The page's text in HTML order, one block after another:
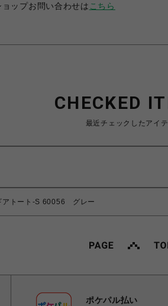
ョップお問い合わせは こちら
CHECKED
最近チェックしたアイテ
アトート-S 60056 グレー
ポケパル払い